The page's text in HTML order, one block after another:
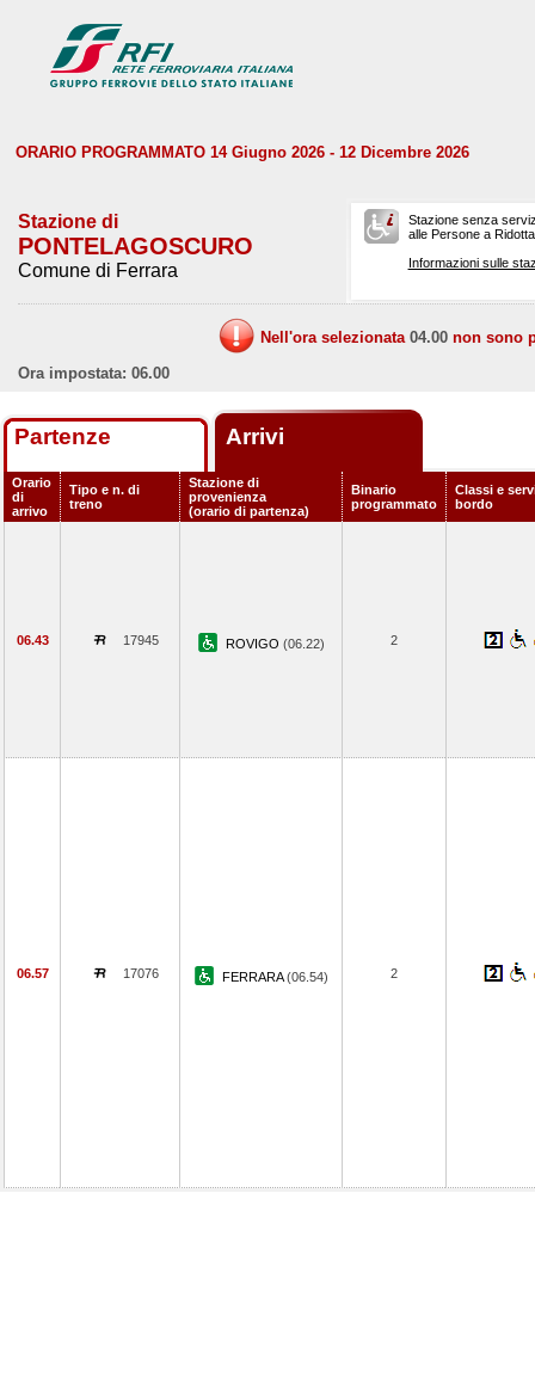
ORARIO PROGRAMMATO 14 Giugno 2026 - 12 Dicembre 2026
Stazione di
PONTELAGOSCURO
Comune di Ferrara
Stazione senza
alle Persone a
Informazioni sulle
Nell'ora selezionata 04.00 non sono
Ora impostata: 06.00
Partenze Arrivi
Orario
di
arrivo
Tipo e n. di
treno
Stazione di
provenienza
(orario di partenza)
Binario
programmato
Classi e
bordo
06.43 17945 ROVIGO (06.22) 2
06.57 17076 FERRARA(06.54) 2